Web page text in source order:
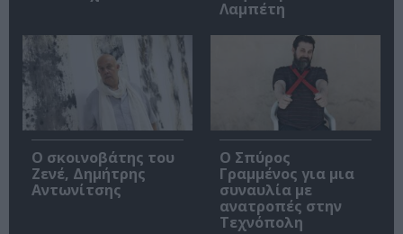
Λαμπέτη
Ο σκοινοβάτης του
Ζενέ, Δημήτρης
Αντωνίτσης
Ο Σπύρος
Γραμμένος για μια
συναυλία με
ανατροπές στην
Τεχνόπολη